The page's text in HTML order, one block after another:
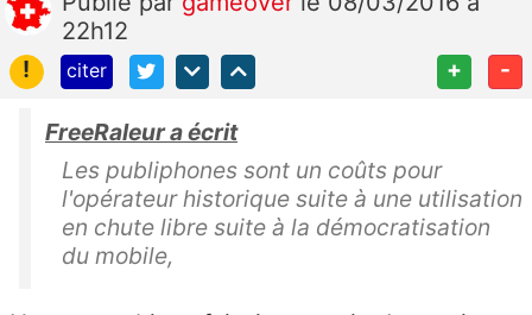
22h12
!
citer + -
FreeRaleur a écrit
Les publiphones sont un coûts pour
l'opérateur historique suite à une utilisation
en chute libre suite à la démocratisation
du mobile,